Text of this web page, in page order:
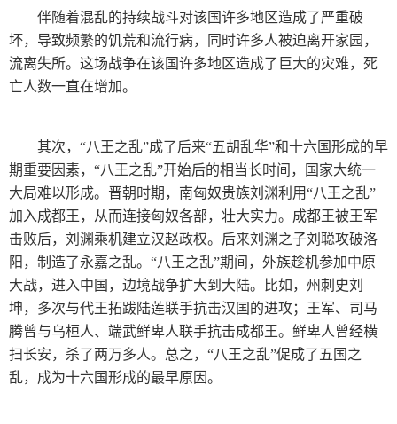
伴随着混乱的持续战斗对该国许多地区造成了严重破
坏，导致频繁的饥荒和流行病，同时许多人被迫离开家园，
流离失所。这场战争在该国许多地区造成了巨大的灾难，死
亡人数一直在增加。
其次，“八王之乱”成了后来“五胡乱华”和十六国形成的早
期重要因素，“八王之乱”开始后的相当长时间，国家大统一
大局难以形成。晋朝时期，南匈奴贵族刘渊利用“八王之乱”
加入成都王，从而连接匈奴各部，壮大实力。成都王被王军
击败后，刘渊乘机建立汉赵政权。后来刘渊之子刘聪攻破洛
阳，制造了永嘉之乱。“八王之乱”期间，外族趁机参加中原
大战，进入中国，边境战争扩大到大陆。比如，州刺史刘
坤，多次与代王拓跋陆莲联手抗击汉国的进攻；王军、司马
腾曾与乌桓人、端武鲜卑人联手抗击成都王。鲜卑人曾经横
扫长安，杀了两万多人。总之，“八王之乱”促成了五国之
乱，成为十六国形成的最早原因。